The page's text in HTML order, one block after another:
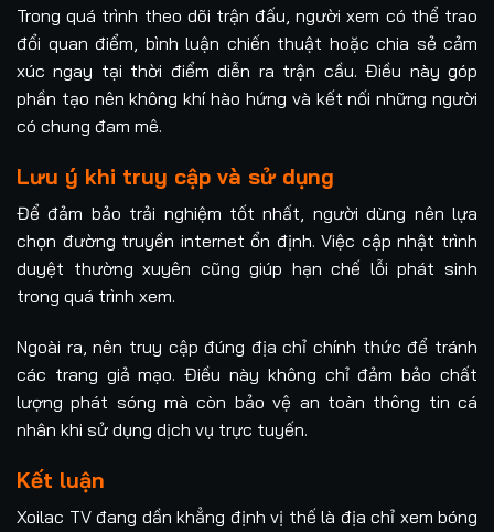
Trong quá trình theo dõi trận đấu, người xem có thể trao
đổi quan điểm, bình luận chiến thuật hoặc chia sẻ cảm
xúc ngay tại thời điểm diễn ra trận cầu. Điều này góp
phần tạo nên không khí hào hứng và kết nối những người
có chung đam mê.
Lưu ý khi truy cập và sử dụng
Để đảm bảo trải nghiệm tốt nhất, người dùng nên lựa
chọn đường truyền internet ổn định. Việc cập nhật trình
duyệt thường xuyên cũng giúp hạn chế lỗi phát sinh
trong quá trình xem.
Ngoài ra, nên truy cập đúng địa chỉ chính thức để tránh
các trang giả mạo. Điều này không chỉ đảm bảo chất
lượng phát sóng mà còn bảo vệ an toàn thông tin cá
nhân khi sử dụng dịch vụ trực tuyến.
Kết luận
Xoilac TV đang dần khẳng định vị thế là địa chỉ xem bóng